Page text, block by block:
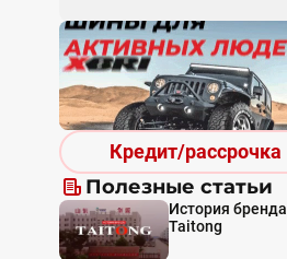
Кредит/рассрочка
Полезные статьи
История бренда
Taitong